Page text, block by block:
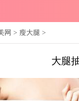
网 >瘦大腿 >
大腿